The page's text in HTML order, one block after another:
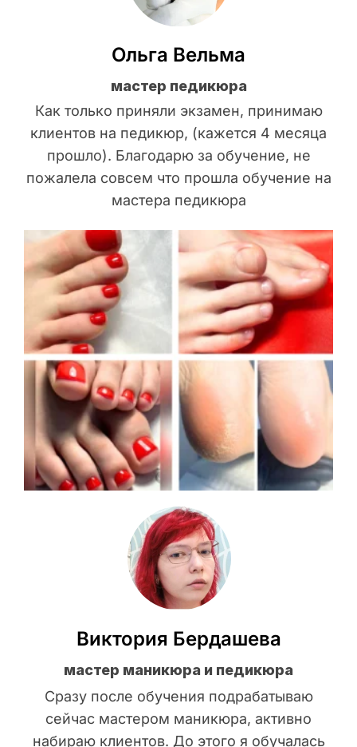
Ольга Вельма
мастер педикюра
Как только приняли экзамен, принимаю
клиентов на педикюр, (кажется 4 месяца
прошло). Благодарю за обучение, не
пожалела совсем что прошла обучение на
мастера педикюра
Виктория Бердашева
мастер маникюра и педикюра
Сразу после обучения подрабатываю
сейчас мастером маникюра, активно
набираю клиентов. До этого я обучалась